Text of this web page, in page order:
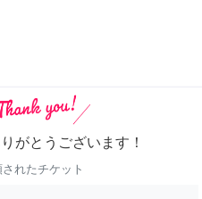
がとうございます！
れたチケット